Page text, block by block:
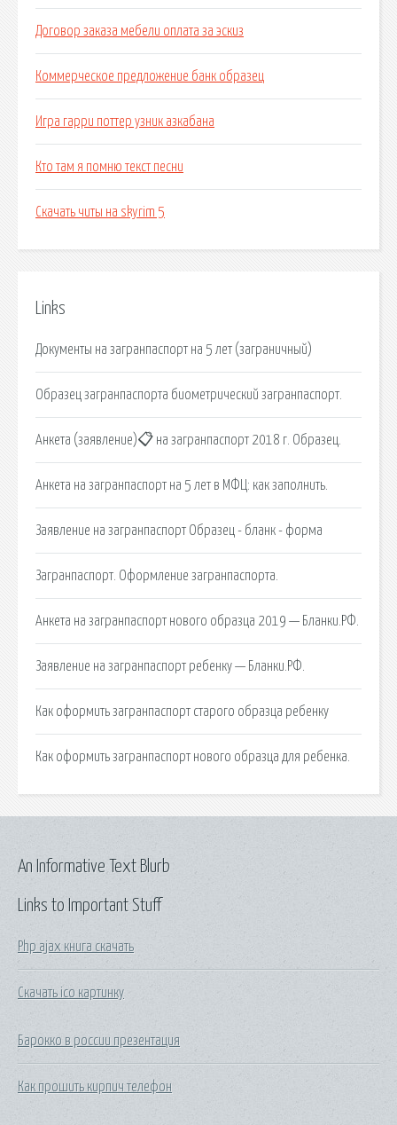
Договор заказа мебели оплата за эскиз
Коммерческое предложение банк образец
Игра гарри поттер узник азкабана
Кто там я помню текст песни
Скачать читы на skyrim 5
Links
Документы на загранпаспорт на 5 лет (заграничный)
Образец загранпаспорта биометрический загранпаспорт.
Анкета (заявление)📋 на загранпаспорт 2018 г. Образец.
Анкета на загранпаспорт на 5 лет в МФЦ: как заполнить.
Заявление на загранпаспорт Образец - бланк - форма
Загранпаспорт. Оформление загранпаспорта.
Анкета на загранпаспорт нового образца 2019 — Бланки.РФ.
Заявление на загранпаспорт ребенку — Бланки.РФ.
Как оформить загранпаспорт старого образца ребенку
Как оформить загранпаспорт нового образца для ребенка.
Links to Important Stuff
Php ajax книга скачать
Скачать ico картинку
Барокко в россии презентация
Как прошить кирпич телефон
An Informative Text Blurb